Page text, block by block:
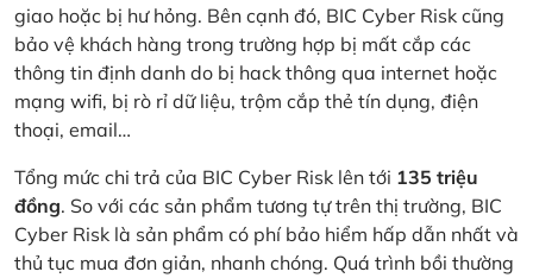
giao hoặc bị hư hỏng. Bên cạnh đó, BIC Cyber Risk cũng
bảo vệ khách hàng trong trường hợp bị mất cắp các
thông tin định danh do bị hack thông qua internet hoặc
mạng wifi, bị rò rỉ dữ liệu, trộm cắp thẻ tín dụng, điện
thoại, email…
Tổng mức chi trả của BIC Cyber Risk lên tới 135 triệu
đồng. So với các sản phẩm tương tự trên thị trường, BIC
Cyber Risk là sản phẩm có phí bảo hiểm hấp dẫn nhất và
thủ tục mua đơn giản, nhanh chóng. Quá trình bồi thường